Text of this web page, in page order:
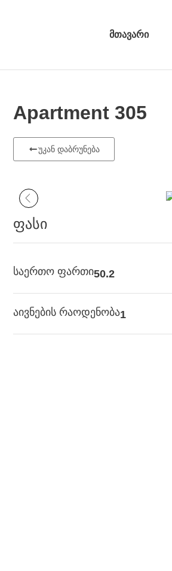
მთავარი
Apartment 305
უკან დაბრუნება
ფასი
საერთო ფართი50.2
აივნების რაოდენობა1